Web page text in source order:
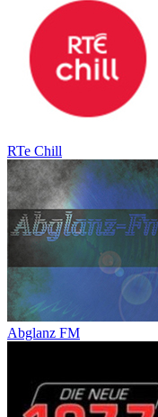
RTe Chill
Abglanz FM